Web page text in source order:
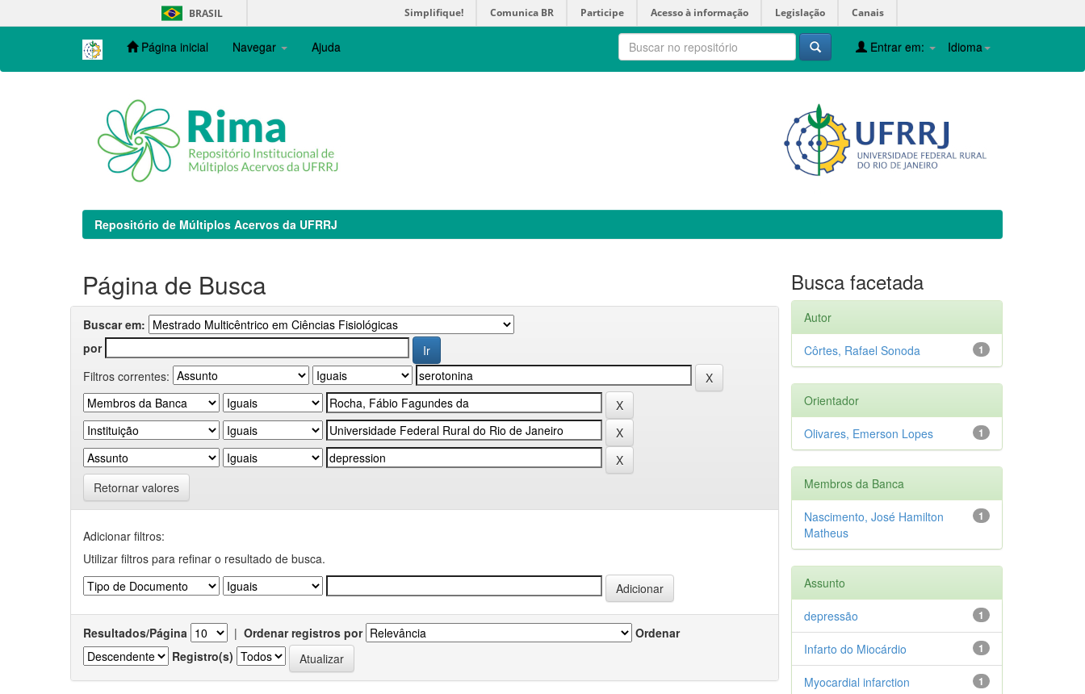
navigation
BRASIL Simplifique! Comunica BR Participe Acesso à informação Legislação Canais
Página inicial Navegar Ajuda Idioma
Entrar em:
Repositório de Múltiplos Acervos da UFRRJ
Página de Busca
Buscar em:
por
Filtros correntes:
Retornar valores
Adicionar filtros:
Utilizar filtros para refinar o resultado de busca.
Resultados/Página | Ordenar registros por
Ordenar
Registro(s)
Busca facetada
Autor
1
Côrtes, Rafael Sonoda
Orientador
1
Olivares, Emerson Lopes
Membros da Banca
1
Nascimento, José Hamilton
Matheus
Assunto
1
depressão
1
Infarto do Miocárdio
1
Myocardial infarction